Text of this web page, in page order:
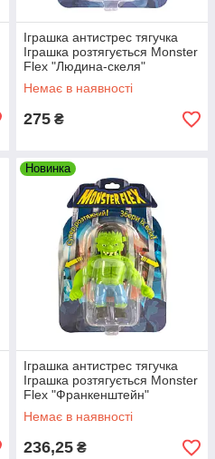
Іграшка антистрес тягучка
Іграшка розтягується Monster
Flex "Людина-скеля"
Немає в наявності
275 ₴
Новинка
Іграшка антистрес тягучка
Іграшка розтягується Monster
Flex "Франкенштейн"
Немає в наявності
236,25 ₴